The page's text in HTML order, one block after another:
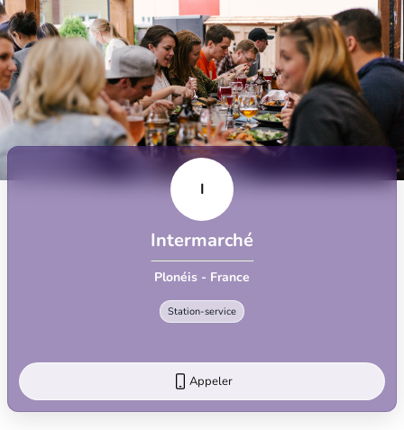
I
Intermarché
Plonéis - France
Station-service
Appeler